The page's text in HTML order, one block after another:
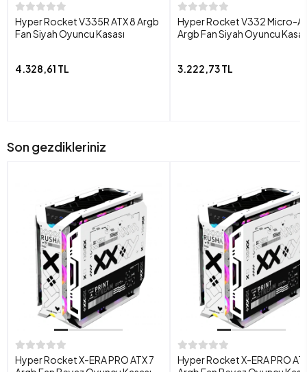
Hyper Rocket V335R ATX 8 Argb
Fan Siyah Oyuncu Kasası
4.328,61 TL
Hyper Rocket V332 Micro-
Argb Fan Siyah Oyuncu
3.222,73 TL
Son gezdikleriniz
Hyper Rocket X-ERA PRO ATX 7
Hyper Rocket X-ERA PRO